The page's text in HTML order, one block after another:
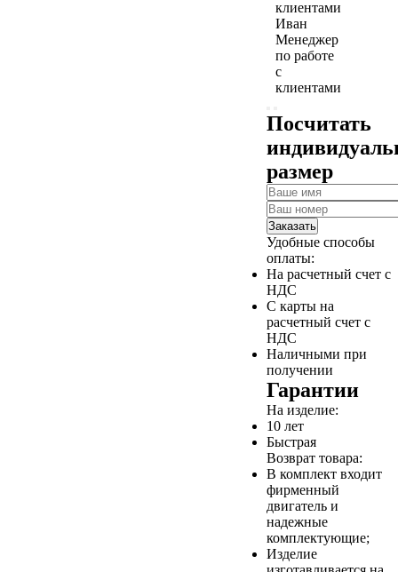
Иван
Менеджер
по работе
с
клиентами
Посчитать
размер
Заказать
Удобные способы
оплаты:
На расчетный счет с
НДС
С карты на
расчетный счет с
НДС
Наличными при
получении
Гарантии
На изделие:
10 лет
Быстрая
Возврат товара:
В комплект входит
фирменный
двигатель и
надежные
комплектующие;
Изделие